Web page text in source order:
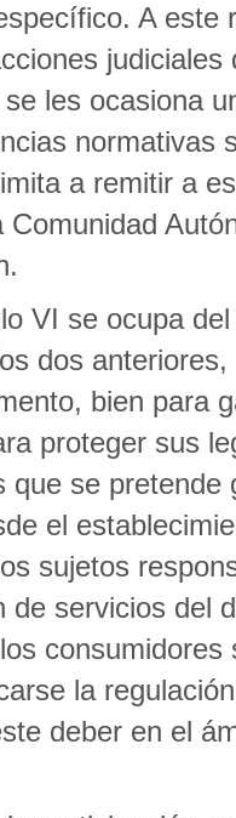
A
les ocasiona
normativas
a remitir a
Comunidad
VI se ocupa
dos
bien para
proteger sus
que se
el
sujetos
de servicios del
la
deber en el